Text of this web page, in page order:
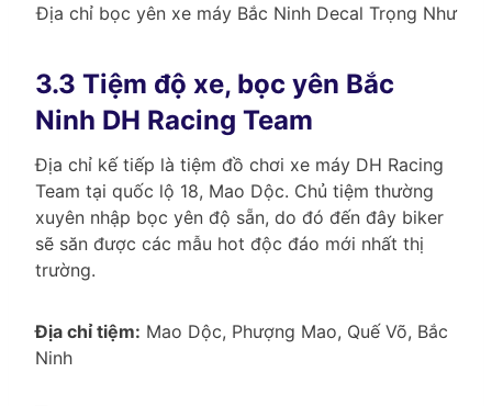
Địa chỉ bọc yên xe máy Bắc Ninh Decal Trọng Như
3.3 Tiệm độ xe, bọc yên Bắc
Ninh DH Racing Team
Địa chỉ kế tiếp là tiệm đồ chơi xe máy DH Racing
Team tại quốc lộ 18, Mao Dộc. Chủ tiệm thường
xuyên nhập bọc yên độ sẵn, do đó đến đây biker
sẽ săn được các mẫu hot độc đáo mới nhất thị
trường.
Địa chỉ tiệm: Mao Dộc, Phượng Mao, Quế Võ, Bắc
Ninh